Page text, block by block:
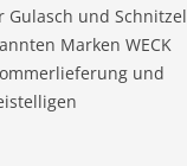
Gulasch und Schnitzel
Marken WECK
und